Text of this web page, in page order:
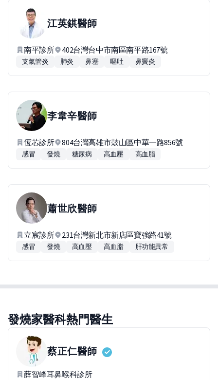
江英錤醫師
南平診所 402台灣台中市南區南平路167號
支氣管炎 肺炎 鼻塞 嘔吐 鼻竇炎
李韋辛醫師
恆芯診所 804台灣高雄市鼓山區中華一路856號
感冒 發燒 糖尿病 高血壓 高血脂
蕭世欣醫師
立宸診所 231台灣新北市新店區寶強路41號
感冒 發燒 高血壓 高血脂 肝功能異常
發燒家醫科熱門醫生
蔡正仁醫師
薛智峰耳鼻喉科診所